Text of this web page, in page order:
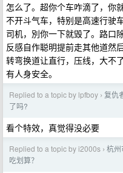
怎么了。超你个车咋滴了，你
不开斗气车，特别是高速行驶
司机，別你一下就毁了。路口
反感自作聪明提前走其他道然
转弯换道让直行，压线，大不
有人身安全。
Replied to a topic by lpfboy › 复仇
了吗?
看个特效，真觉得没必要
Replied to a topic by i2000s › 杭州
吃划算？